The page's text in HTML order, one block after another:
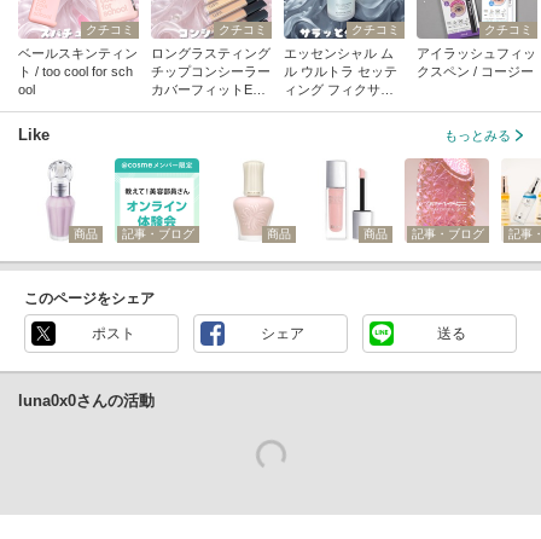
クチコミ
ベールスキンティン
ト / too cool for sch
ool
クチコミ
ロングラスティング
チップコンシーラー
カバーフィットEX /
クチコミ
エッセンシャル ム
ル ウルトラ セッテ
ィング フィクサー /
クチコミ
アイラッシュフィッ
クスペン / コージー
Like もっとみる
商品 記事・ブログ 商品 商品 記事・ブログ 記事
このページをシェア
ポスト シェア 送る
luna0x0さんの活動